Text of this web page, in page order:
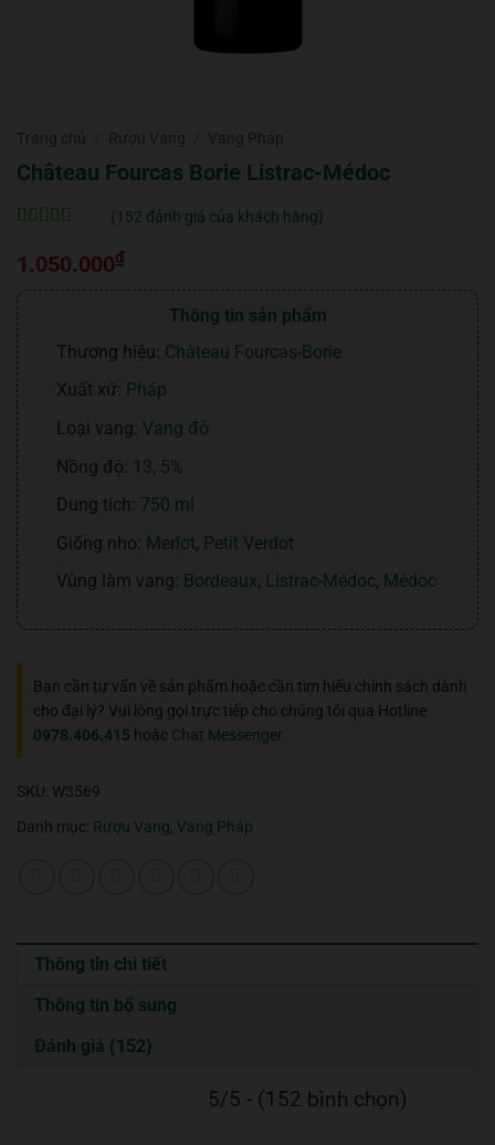
Château Fourcas Borie Listrac-Médoc
trênđánh
giá
(152 đánh giá của khách hàng)
1.050.000₫
Thông tin sản phẩm
Thương hiệu: Château Fourcas-Borie
Xuất xứ: Pháp
Loại vang: Vang đỏ
Nồng độ: 13, 5%
Dung tích: 750 ml
Giống nho: Merlot, Petit Verdot
Vùng làm vang:
Bordeaux, Listrac-Médoc, Médoc
Bạn cần tư vấn về sản phẩm hoặc cần tìm hiểu chính sách dành
cho đại lý? Vui lòng gọi trực tiếp cho chúng tôi qua Hotline
0978.406.415 hoặc Chat Messenger
SKU: W3569
Danh mục: Rượu Vang, Vang Pháp
Thông tin chi tiết
Thông tin bổ sung
Đánh giá (152)
5/5 - (152 bình chọn)